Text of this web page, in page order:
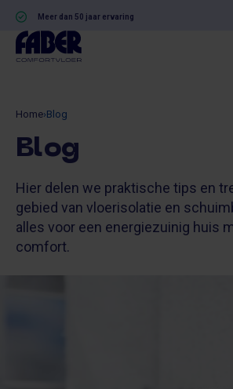
Meer dan 50 jaar ervaring
Home›Blog
Blog
Hier delen we praktische tips en
gebied van vloerisolatie en
alles voor een energiezuinig huis
comfort.